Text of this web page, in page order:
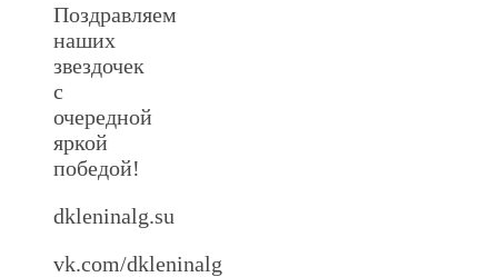
Поздравляем
наших
звездочек
с
очередной
яркой
победой!
dkleninalg.su
vk.com/dkleninalg